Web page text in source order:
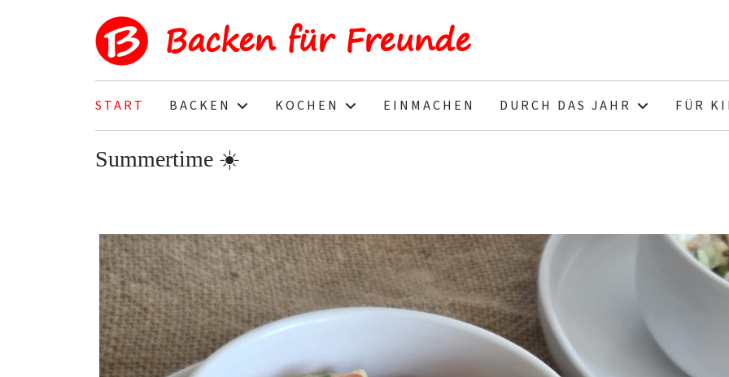
Backen für Freunde
START BACKEN KOCHEN EINMACHEN DURCH DAS JAHR FÜR
Summertime ☀️